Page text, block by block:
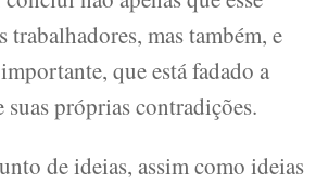
trabalhadores, mas também, e
que está fadado a
próprias contradições.
de ideias, assim como ideias